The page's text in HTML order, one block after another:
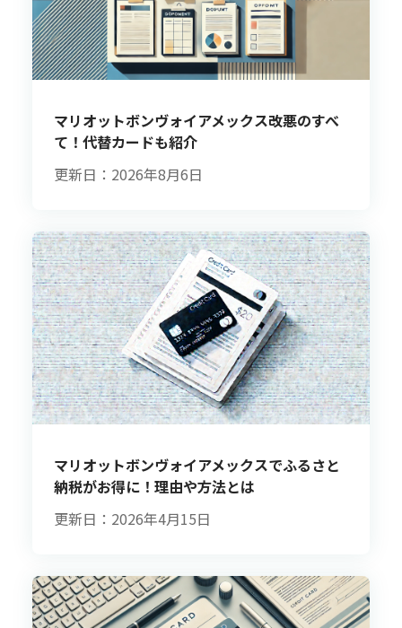
マリオットボンヴォイアメックス改悪のすべ
て！代替カードも紹介
更新日：2026年8月6日
マリオットボンヴォイアメックスでふるさと
納税がお得に！理由や方法とは
更新日：2026年4月15日